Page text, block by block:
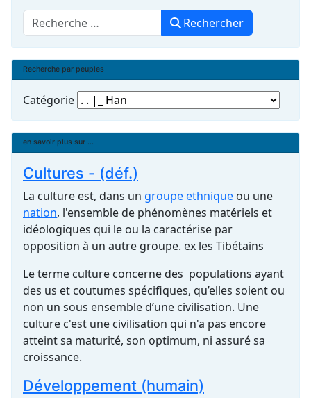
Rechercher Rechercher
Recherche par peuples
Catégorie
en savoir plus sur ...
Cultures - (déf.)
La culture est, dans un groupe ethnique ou une
nation, l'ensemble de phénomènes matériels et
idéologiques qui le ou la caractérise par
opposition à un autre groupe. ex les Tibétains
Le terme culture concerne des populations ayant
des us et coutumes spécifiques, qu’elles soient ou
non un sous ensemble d’une civilisation. Une
culture c'est une civilisation qui n'a pas encore
atteint sa maturité, son optimum, ni assuré sa
croissance.
Développement (humain)